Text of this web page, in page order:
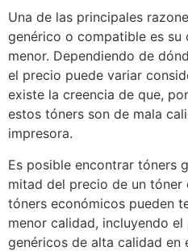
Una de las principales
genérico o compatible es
menor. Dependiendo de
el precio puede variar
existe la creencia de que,
estos tóners son de mala
impresora.
Es posible encontrar tóners
mitad del precio de un tóner
tóners económicos pueden
menor calidad, incluyendo
genéricos de alta calidad en